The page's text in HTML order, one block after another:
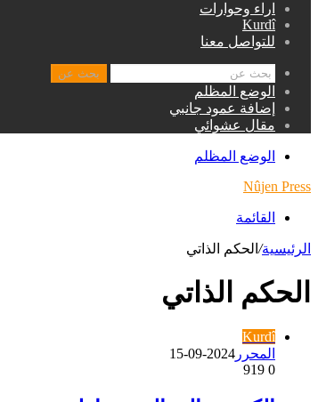
اراء وحوارات
Kurdî
للتواصل معنا
بحث عن
الوضع المظلم
إضافة عمود جانبي
مقال عشوائي
الوضع المظلم
Nûjen Press
القائمة
الرئيسية/ الحكم الذاتي
الحكم الذاتي
Kurdî
المحرر 2024-09-15
0